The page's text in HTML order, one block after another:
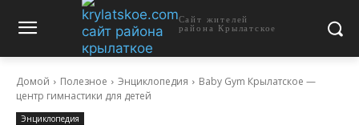
Сайт жителей
района Крылатское
Домой Полезное Энциклопедия
Baby Gym Крылатское —
центр гимнастики для детей
Энциклопедия